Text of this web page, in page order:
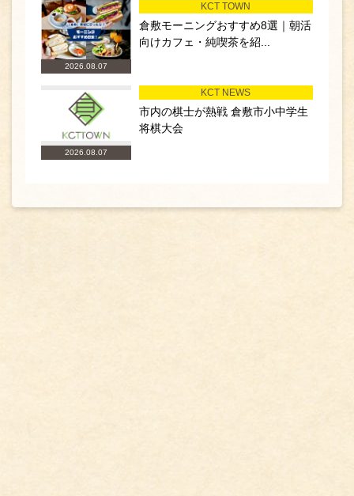
2026.08.07
KCT TOWN
倉敷モーニングおすすめ8選｜朝活
向けカフェ・純喫茶を紹...
2026.08.07
KCT NEWS
市内の棋士が熱戦 倉敷市小中学生
将棋大会